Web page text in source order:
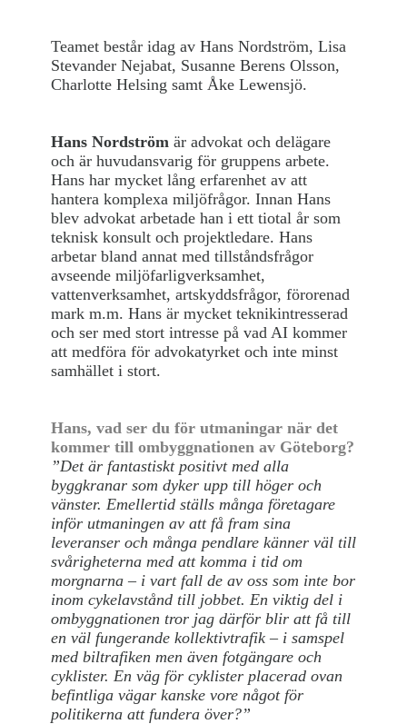
Teamet består idag av Hans Nordström, Lisa
Stevander Nejabat, Susanne Berens Olsson,
Charlotte Helsing samt Åke Lewensjö.
Hans Nordström är advokat och delägare
och är huvudansvarig för gruppens arbete.
Hans har mycket lång erfarenhet av att
hantera komplexa miljöfrågor. Innan Hans
blev advokat arbetade han i ett tiotal år som
teknisk konsult och projektledare. Hans
arbetar bland annat med tillståndsfrågor
avseende miljöfarligverksamhet,
vattenverksamhet, artskyddsfrågor, förorenad
mark m.m. Hans är mycket teknikintresserad
och ser med stort intresse på vad AI kommer
att medföra för advokatyrket och inte minst
samhället i stort.
Hans, vad ser du för utmaningar när det
kommer till ombyggnationen av Göteborg?
”Det är fantastiskt positivt med alla
byggkranar som dyker upp till höger och
vänster. Emellertid ställs många företagare
inför utmaningen av att få fram sina
leveranser och många pendlare känner väl till
svårigheterna med att komma i tid om
morgnarna – i vart fall de av oss som inte bor
inom cykelavstånd till jobbet. En viktig del i
ombyggnationen tror jag därför blir att få till
en väl fungerande kollektivtrafik – i samspel
med biltrafiken men även fotgängare och
cyklister. En väg för cyklister placerad ovan
befintliga vägar kanske vore något för
politikerna att fundera över?”